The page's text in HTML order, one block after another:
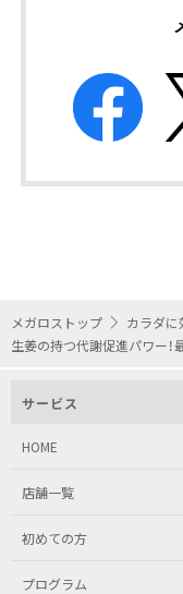
メガロストップ カラダ
生姜の持つ代謝促進パワー！
サービス
HOME
店舗一覧
初めての方
プログラム